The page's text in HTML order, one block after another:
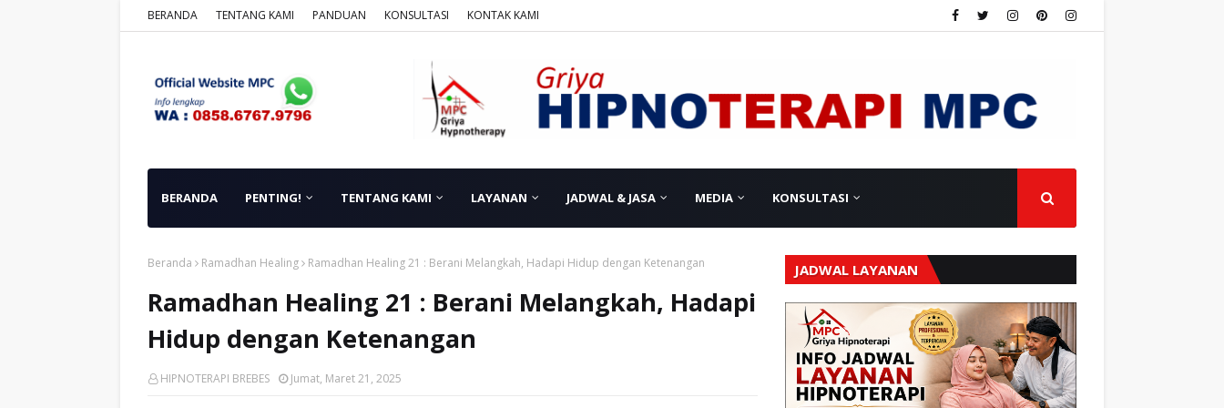
BERANDA TENTANG KAMI PANDUAN KONSULTASI KONTAK KAMI
BERANDA PENTING! TENTANG KAMI LAYANAN JADWAL & JASA MEDIA KONSULTASI
Beranda Ramadhan Healing Ramadhan Healing 21 : Berani Melangkah, Hadapi Hidup dengan Ketenangan
Ramadhan Healing 21 : Berani Melangkah, Hadapi
Hidup dengan Ketenangan
HIPNOTERAPI BREBES Jumat, Maret 21, 2025
JADWAL LAYANAN